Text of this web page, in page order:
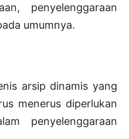
penyelenggaraan
umumnya.
arsip dinamis yang
menerus diperlukan
penyelenggaraan